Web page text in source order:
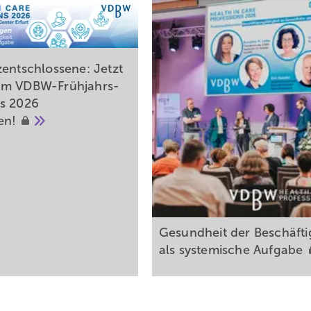
des Betriebsärztekongresses in Rostock ist ein Treffen in
Jetzt
VDBW-Frühjahrs­
2026
Gesundheit der
als systemischeAufgabe